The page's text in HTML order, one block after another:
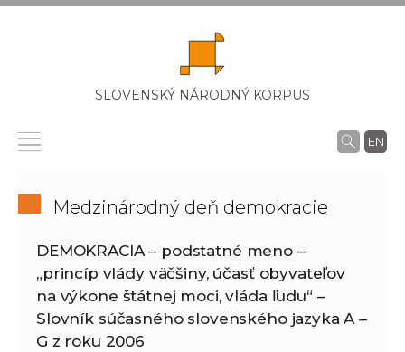
SLOVENSKÝ NÁRODNÝ KORPUS
EN
Medzinárodný deň demokracie
DEMOKRACIA – podstatné meno –
„princíp vlády väčšiny, účasť obyvateľov
na výkone štátnej moci, vláda ľudu“ –
Slovník súčasného slovenského jazyka A –
G z roku 2006